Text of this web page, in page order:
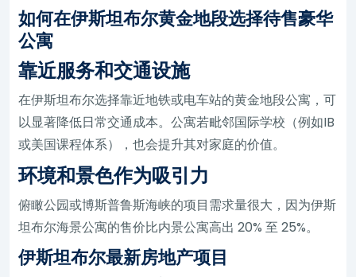
如何在伊斯坦布尔黄金地段选择待售豪华
公寓
靠近服务和交通设施
在伊斯坦布尔选择靠近地铁或电车站的黄金地段公寓，可
以显著降低日常交通成本。公寓若毗邻国际学校（例如IB
或美国课程体系），也会提升其对家庭的价值。
环境和景色作为吸引力
俯瞰公园或博斯普鲁斯海峡的项目需求量很大，因为伊斯
坦布尔海景公寓的售价比内景公寓高出 20% 至 25%。
伊斯坦布尔最新房地产项目